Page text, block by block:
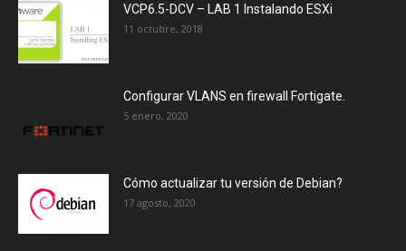
VCP6.5-DCV – LAB 1 Instalando ESXi
11 octubre, 2018
Configurar VLANS en firewall Fortigate.
5 enero, 2020
Cómo actualizar tu versión de Debian?
17 agosto, 2020